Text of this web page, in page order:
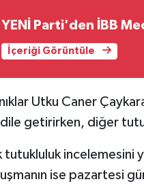
YENİ Parti'den İBB
İçeriği Görüntüle
Utku Caner
getirirken, diğer
tutukluluk incelemesini
ise pazartesi